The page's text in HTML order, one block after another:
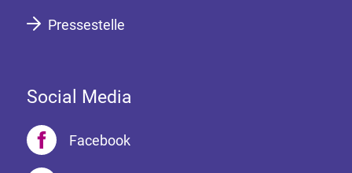
Pressestelle
Social Media
Facebook